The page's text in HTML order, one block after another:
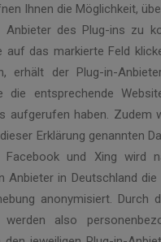
Ihnen die Möglichkeit,
Anbieter des Plug-ins zu
auf das markierte Feld
erhält der Plug-in-
die entsprechende
aufgerufen haben. Zudem
Erklärung genannten
Facebook und Xing wird
Anbieter in Deutschland
anonymisiert. Durch
werden also